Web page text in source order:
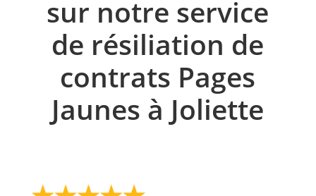
sur notre service
de résiliation de
contrats Pages
Jaunes à Joliette